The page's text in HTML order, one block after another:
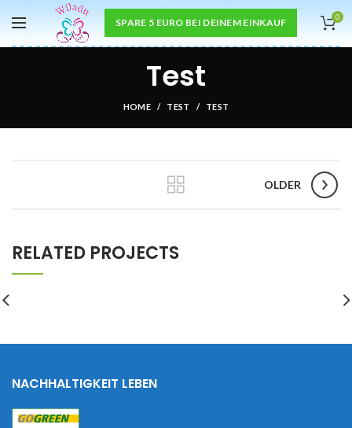
SPARE 5 EURO BEI DEINEM EINKAUF 0
Test
HOME TEST TEST
OLDER
RELATED PROJECTS
NACHHALTIGKEIT LEBEN